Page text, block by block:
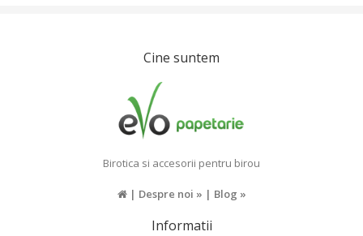
Cine suntem
Birotica si accesorii pentru birou
| Despre noi » | Blog »
Informatii